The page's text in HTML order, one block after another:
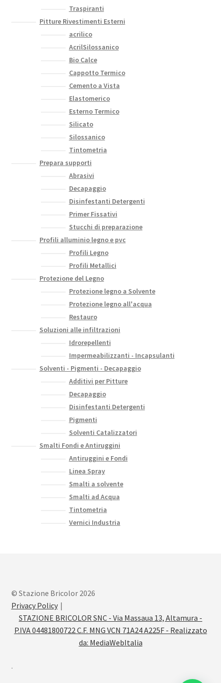
Traspiranti
Pitture Rivestimenti Esterni
acrilico
AcrilSilossanico
Bio Calce
Cappotto Termico
Cemento a Vista
Elastomerico
Esterno Termico
Silicato
Silossanico
Tintometria
Prepara supporti
Abrasivi
Decapaggio
Disinfestanti Detergenti
Primer Fissativi
Stucchi di preparazione
Profili alluminio legno e pvc
Profili Legno
Profili Metallici
Protezione del Legno
Protezione legno a Solvente
Protezione legno all'acqua
Restauro
Soluzioni alle infiltrazioni
Idrorepellenti
Impermeabilizzanti - Incapsulanti
Solventi - Pigmenti - Decapaggio
Additivi per Pitture
Decapaggio
Disinfestanti Detergenti
Pigmenti
Solventi Catalizzatori
Smalti Fondi e Antiruggini
Antiruggini e Fondi
Linea Spray
Smalti a solvente
Smalti ad Acqua
Tintometria
Vernici Industria
© Stazione Bricolor 2026
Privacy Policy
STAZIONE BRICOLOR SNC - Via Massaua 13, Altamura -
P.IVA 04481800722 C.F. MNG VCN 71A24 A225F - Realizzato
da: MediaWebItalia
.